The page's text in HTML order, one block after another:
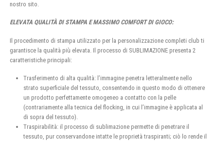
nostro sito.
ELEVATA QUALITÀ DI STAMPA E MASSIMO COMFORT DI GIOCO:
Il procedimento di stampa utilizzato per la personalizzazione completi club ti
garantisce la qualità più elevata. Il processo di SUBLIMAZIONE presenta 2
caratteristiche principali:
Trasferimento di alta qualità: l’immagine penetra letteralmente nello
strato superficiale del tessuto, consentendo in questo modo di ottenere
un prodotto perfettamente omogeneo a contatto con la pelle
(contrariamente alla tecnica del flocking, in cui l’immagine è applicata al
di sopra del tessuto).
Traspirabilità: il processo di sublimazione permette di penetrare il
tessuto, pur conservandone intatte le proprietà traspiranti; ciò lo rende il